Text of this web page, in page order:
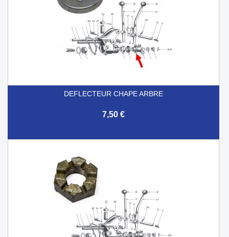
DEFLECTEUR CHAPE ARBRE
7,50 €